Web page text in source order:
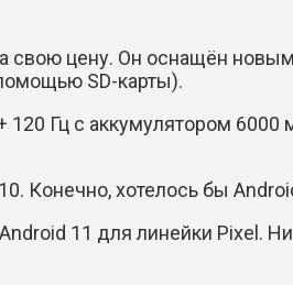
цену. Он оснащён
SD-карты).
Гц с аккумулятором
Конечно, хотелось бы
11 для линейки Pixel.